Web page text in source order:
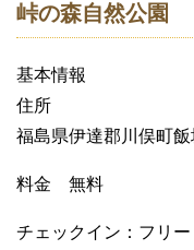
峠の森自然公園
基本情報
住所
福島県伊達郡川俣町
料金 無料
チェックイン：フリー